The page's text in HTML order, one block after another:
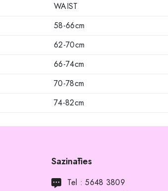
WAIST
58-66cm
62-70cm
66-74cm
70-78cm
74-82cm
Sazināties
Tel :5648 3809